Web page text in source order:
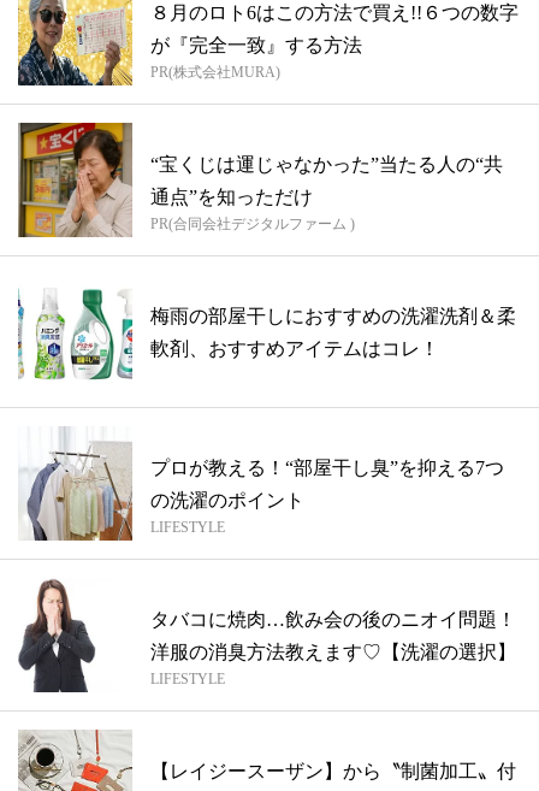
８月のロト6はこの方法で買え!!６つの数字
が『完全一致』する方法
PR(株式会社MURA)
“宝くじは運じゃなかった”当たる人の“共
通点”を知っただけ
PR(合同会社デジタルファーム )
梅雨の部屋干しにおすすめの洗濯洗剤＆柔
軟剤、おすすめアイテムはコレ！
プロが教える！“部屋干し臭”を抑える7つ
の洗濯のポイント
LIFESTYLE
タバコに焼肉…飲み会の後のニオイ問題！
洋服の消臭方法教えます♡【洗濯の選択】
LIFESTYLE
【レイジースーザン】から〝制菌加工〟付